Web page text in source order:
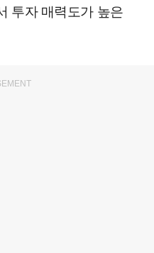
투자 매력도가 높은